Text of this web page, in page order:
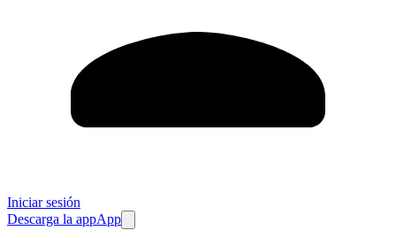
Iniciar sesión
Descarga la appApp